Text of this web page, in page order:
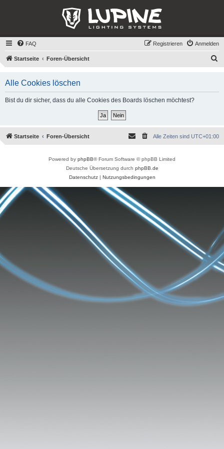
FAQ Anmelden
Registrieren
Startseite Foren-Übersicht
h
Alle Cookies löschen
Bist du dir sicher, dass du alle Cookies des Boards löschen möchtest?
Startseite Foren-Übersicht Alle Zeiten sind UTC+01:00
Powered by phpBB® Forum Software © phpBB Limited
Deutsche Übersetzung durch phpBB.de
Datenschutz| Nutzungsbedingungen